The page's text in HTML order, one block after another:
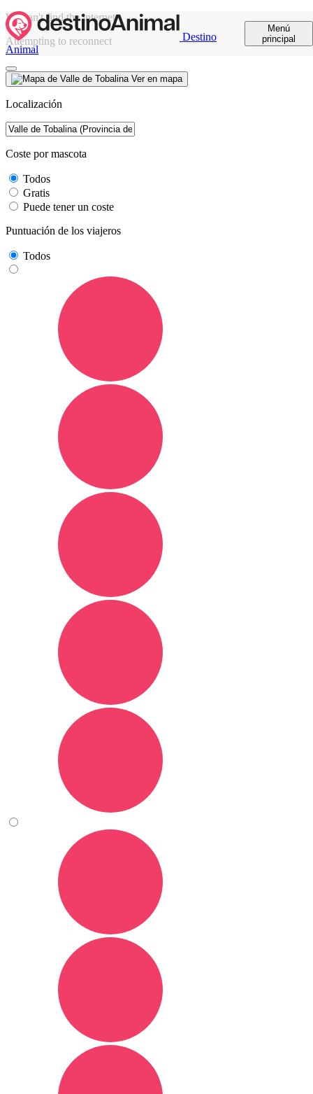
Destino
Animal
Menú
principal
We can't find the internet
Attempting to reconnect
Ver en mapa
Localización
Coste por mascota
Todos
Gratis
Puede tener un coste
Puntuación de los viajeros
Todos